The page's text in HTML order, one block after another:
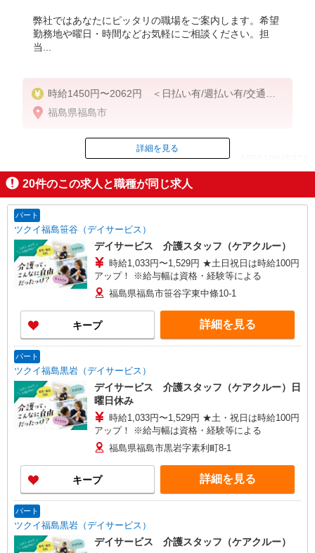
弊社ではあなたにピッタリの職場をご案内します。希望
勤務地や曜日・時間などお気軽にご相談ください。担
当...
時給1450円〜2062円 ＜日払い有/週払い有/交通費
全支給(ガソリン代含む)＞
福島県福島市
ID：AE0610045374
掲載期間終了
詳細を見る
20件のこの求人と職種が同じ求人
パート
ツクイ福島笹谷（デイサービス）
デイサービス 介護スタッフ（ケアクルー）
時給1,033円〜1,529円 ★土日祝日は時給100円
アップ！ ※給与幅は資格・経験等による
福島県福島市笹谷字東中條10-1
キープ 詳細を見る
パート
ツクイ福島黒岩（デイサービス）
デイサービス 介護スタッフ（ケアクルー）日
曜日休み
時給1,033円〜1,529円 ★土・祝日は時給100円
アップ！ ※給与幅は資格・経験等による
福島県福島市黒岩字素利町8-1
キープ 詳細を見る
パート
ツクイ福島黒岩（デイサービス）
デイサービス 介護スタッフ（ケアクルー）